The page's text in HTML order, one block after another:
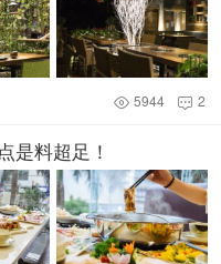
 2
 5944
是料超足！